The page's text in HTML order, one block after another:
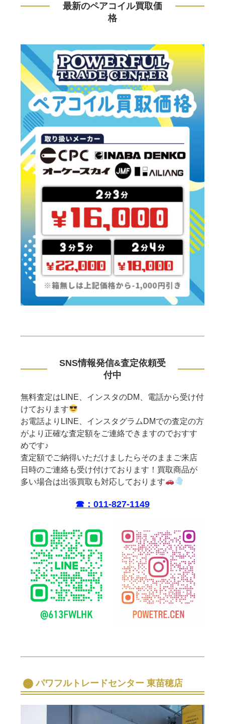
最新のペアコイル買取価
格
SNS情報発信&査定依頼受
付中
無料査定はLINE、インスタのDM、電話から受け付
けております
お電話よりLINE、インスタグラムDMでの査定の方
がより正確な査定額をご連絡できますのでおすす
めです♪
査定額でご納得いただけましたらそのままご来店
日時のご連絡も受け付けております！買取商品が
多い場合は出張買取も対応しております
☎︎：011-827-1149
パワフルトレードセンター 東苗穂店